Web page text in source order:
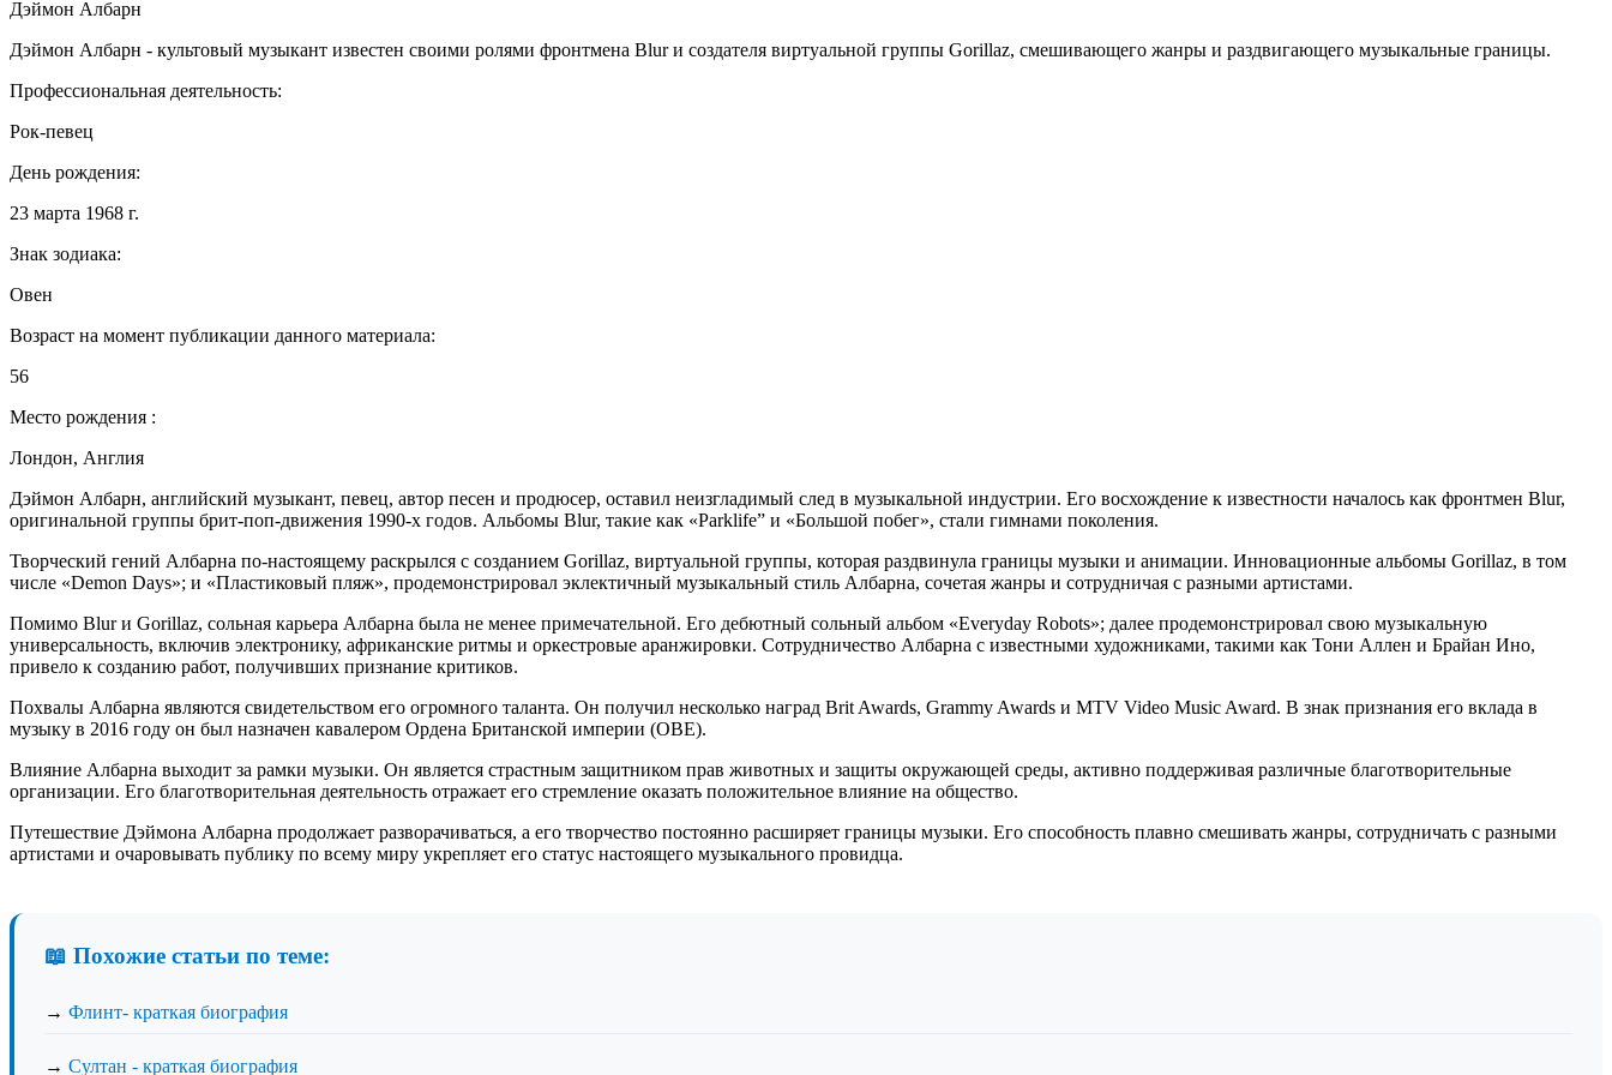
Дэймон Албарн
Дэймон Албарн - культовый музыкант известен своими ролями фронтмена Blur и создателя виртуальной группы Gorillaz, смешивающего жанры и раздвигающего музыкальные границы.
Профессиональная деятельность:
Рок-певец
День рождения:
23 марта 1968 г.
Знак зодиака:
Овен
Возраст на момент публикации данного материала:
56
Место рождения :
Лондон, Англия
Дэймон Албарн, английский музыкант, певец, автор песен и продюсер, оставил неизгладимый след в музыкальной индустрии. Его восхождение к известности началось как фронтмен Blur,
оригинальной группы брит-поп-движения 1990-х годов. Альбомы Blur, такие как «Parklife” и «Большой побег», стали гимнами поколения.
Творческий гений Албарна по-настоящему раскрылся с созданием Gorillaz, виртуальной группы, которая раздвинула границы музыки и анимации. Инновационные альбомы Gorillaz, в том
числе «Demon Days»; и «Пластиковый пляж», продемонстрировал эклектичный музыкальный стиль Албарна, сочетая жанры и сотрудничая с разными артистами.
Помимо Blur и Gorillaz, сольная карьера Албарна была не менее примечательной. Его дебютный сольный альбом «Everyday Robots»; далее продемонстрировал свою музыкальную
универсальность, включив электронику, африканские ритмы и оркестровые аранжировки. Сотрудничество Албарна с известными художниками, такими как Тони Аллен и Брайан Ино,
привело к созданию работ, получивших признание критиков.
Похвалы Албарна являются свидетельством его огромного таланта. Он получил несколько наград Brit Awards, Grammy Awards и MTV Video Music Award. В знак признания его вклада в
музыку в 2016 году он был назначен кавалером Ордена Британской империи (OBE).
Влияние Албарна выходит за рамки музыки. Он является страстным защитником прав животных и защиты окружающей среды, активно поддерживая различные благотворительные
организации. Его благотворительная деятельность отражает его стремление оказать положительное влияние на общество.
Путешествие Дэймона Албарна продолжает разворачиваться, а его творчество постоянно расширяет границы музыки. Его способность плавно смешивать жанры, сотрудничать с разными
артистами и очаровывать публику по всему миру укрепляет его статус настоящего музыкального провидца.
📖 Похожие статьи по теме:
→ Флинт- краткая биография
→ Султан - краткая биография